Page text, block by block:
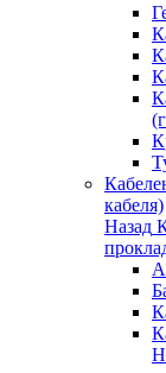
кабеля)
Назад